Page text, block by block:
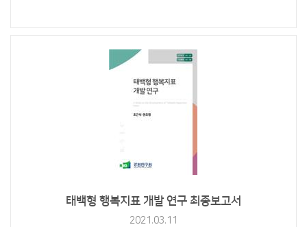
태백형 행복지표 개발 연구 최종보고서
2021.03.11